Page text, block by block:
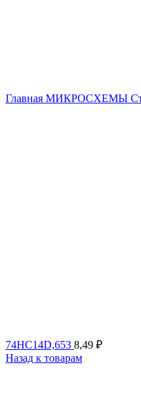
Главная МИКРОСХЕМЫ
74HC14D,653 8,49 ₽
Назад к товарам